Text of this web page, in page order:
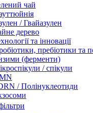
чай
/ Гвайазулен
дерево
та інновації
пребіотики та
(ферменти)
/ спікули
/ Полінуклеотиди